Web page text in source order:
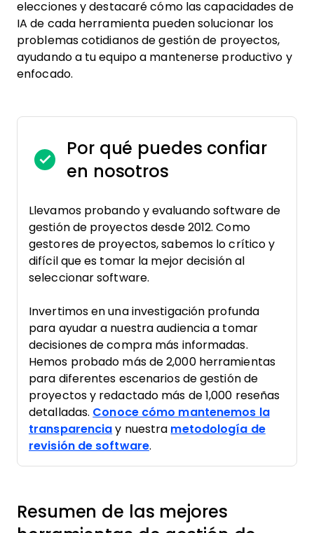
elecciones y destacaré cómo las capacidades de
IA de cada herramienta pueden solucionar los
problemas cotidianos de gestión de proyectos,
ayudando a tu equipo a mantenerse productivo y
enfocado.
Por qué puedes confiar
en nosotros
Llevamos probando y evaluando software de
gestión de proyectos desde 2012. Como
gestores de proyectos, sabemos lo crítico y
difícil que es tomar la mejor decisión al
seleccionar software.
Invertimos en una investigación profunda
para ayudar a nuestra audiencia a tomar
decisiones de compra más informadas.
Hemos probado más de 2,000 herramientas
para diferentes escenarios de gestión de
proyectos y redactado más de 1,000 reseñas
detalladas. Conoce cómo mantenemos la
transparencia y nuestra metodología de
revisión de software.
Resumen de las mejores